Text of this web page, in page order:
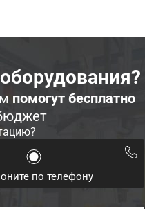
помогут бесплатно
по телефону